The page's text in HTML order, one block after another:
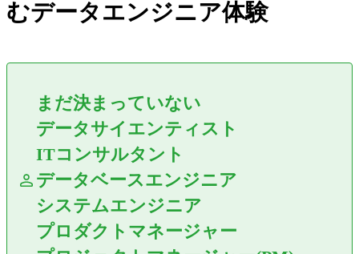
むデータエンジニア体験
まだ決まっていない
データサイエンティスト
ITコンサルタント
データベースエンジニア
システムエンジニア
プロダクトマネージャー